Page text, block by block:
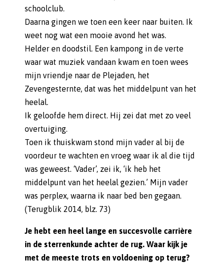
schoolclub.
Daarna gingen we toen een keer naar buiten. Ik
weet nog wat een mooie avond het was.
Helder en doodstil. Een kampong in de verte
waar wat muziek vandaan kwam en toen wees
mijn vriendje naar de Plejaden, het
Zevengesternte, dat was het middelpunt van het
heelal.
Ik geloofde hem direct. Hij zei dat met zo veel
overtuiging.
Toen ik thuiskwam stond mijn vader al bij de
voordeur te wachten en vroeg waar ik al die tijd
was geweest. ‘Vader’, zei ik, ‘ik heb het
middelpunt van het heelal gezien.’ Mijn vader
was perplex, waarna ik naar bed ben gegaan.
(Terugblik 2014, blz. 73)
Je hebt een heel lange en succesvolle carrière
in de sterrenkunde achter de rug. Waar kijk je
met de meeste trots en voldoening op terug?